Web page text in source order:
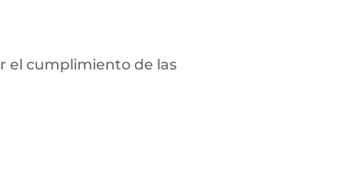
el cumplimiento de las